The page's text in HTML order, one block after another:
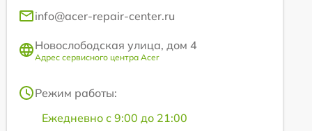
info@acer-repair-center.ru
Новослободская улица, дом 4
Адрес сервисного центра Acer
Режим работы:
Ежедневно с 9:00 до 21:00